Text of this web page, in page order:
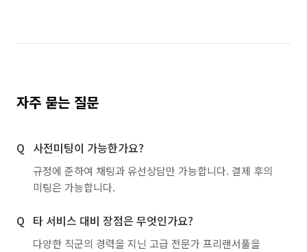
자주 묻는 질문
사전미팅이 가능한가요?
규정에 준하여 채팅과 유선상담만 가능합니다. 결제 후의
미팅은 가능합니다.
타 서비스 대비 장점은 무엇인가요?
다양한 직군의 경력을 지닌 고급 전문가 프리랜서풀을